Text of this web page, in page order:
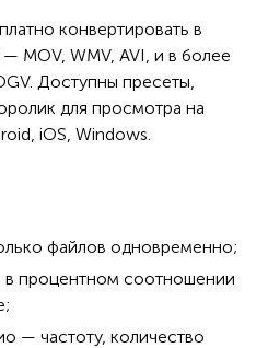
конвертировать в
MOV, WMV, AVI, и в более
Доступны пресеты,
для просмотра на
iOS, Windows.
файлов одновременно;
в процентном соотношении
— частоту, количество